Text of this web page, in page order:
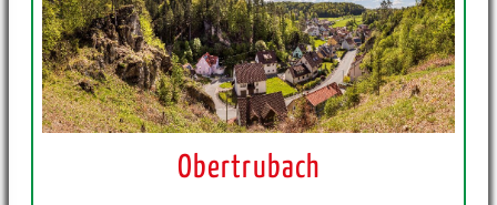
Obertrubach